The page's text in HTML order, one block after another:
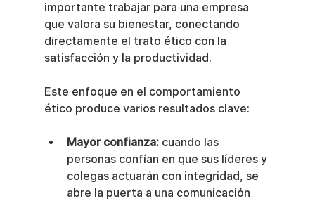
importante trabajar para una empresa
que valora su bienestar, conectando
directamente el trato ético con la
satisfacción y la productividad.
Este enfoque en el comportamiento
ético produce varios resultados clave:
Mayor confianza: cuando las
personas confían en que sus líderes y
colegas actuarán con integridad, se
abre la puerta a una comunicación